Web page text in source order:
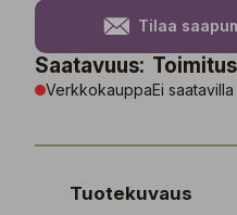
Tilaa
Saatavuus:
VerkkokauppaEi saatavilla
Tuotekuvaus